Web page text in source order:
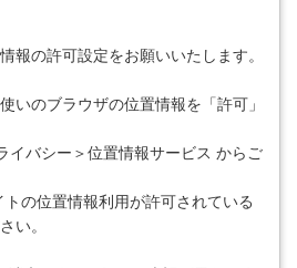
報の許可設定をお願いいたします。
いのブラウザの位置情報を「許可」
イバシー＞位置情報サービス からご
の位置情報利用が許可されている
い。